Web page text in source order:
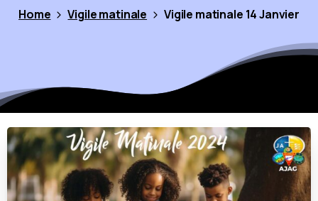
Home Vigile matinale Vigile matinale 14 Janvier